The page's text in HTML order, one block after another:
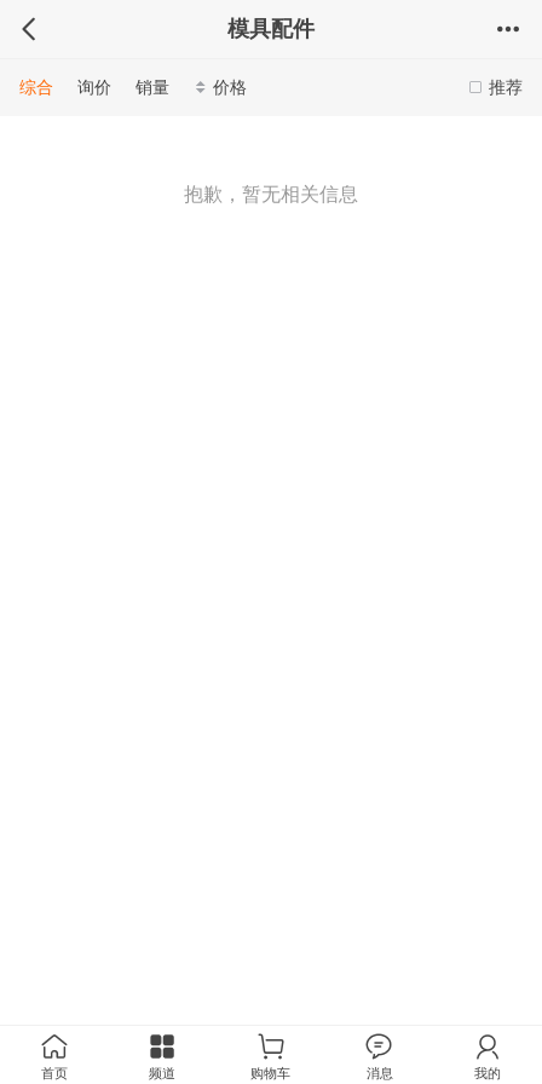
模具配件
推荐
综合 询价 销量 价格
抱歉，暂无相关信息
首页 频道 购物车 消息 我的